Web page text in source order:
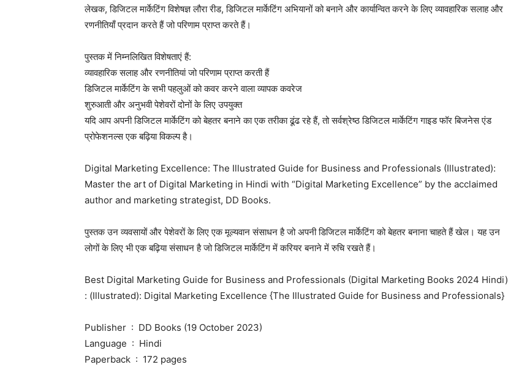
लेखक, डिजिटल मार्केटिंग विशेषज्ञ लौरा रीड, डिजिटल मार्केटिंग अभियानों को बनाने और कार्यान्वित करने के लिए व्यावहारिक सलाह और
रणनीतियाँ प्रदान करते हैं जो परिणाम प्राप्त करते हैं।
पुस्तक में निम्नलिखित विशेषताएं हैं:
व्यावहारिक सलाह और रणनीतियां जो परिणाम प्राप्त करती हैं
डिजिटल मार्केटिंग के सभी पहलुओं को कवर करने वाला व्यापक कवरेज
शुरुआती और अनुभवी पेशेवरों दोनों के लिए उपयुक्त
यदि आप अपनी डिजिटल मार्केटिंग को बेहतर बनाने का एक तरीका ढूंढ रहे हैं, तो सर्वश्रेष्ठ डिजिटल मार्केटिंग गाइड फॉर बिजनेस एंड
प्रोफेशनल्स एक बढ़िया विकल्प है।
Digital Marketing Excellence: The Illustrated Guide for Business and Professionals (Illustrated):
Master the art of Digital Marketing in Hindi with “Digital Marketing Excellence” by the acclaimed
author and marketing strategist, DD Books.
पुस्तक उन व्यवसायों और पेशेवरों के लिए एक मूल्यवान संसाधन है जो अपनी डिजिटल मार्केटिंग को बेहतर बनाना चाहते हैं खेल। यह उन
लोगों के लिए भी एक बढ़िया संसाधन है जो डिजिटल मार्केटिंग में करियर बनाने में रुचि रखते हैं।
Best Digital Marketing Guide for Business and Professionals (Digital Marketing Books 2024 Hindi)
: (Illustrated): Digital Marketing Excellence {The Illustrated Guide for Business and Professionals}
Publisher ‏ : ‎ DD Books (19 October 2023)
Language ‏ : ‎ Hindi
Paperback ‏ : ‎ 172 pages